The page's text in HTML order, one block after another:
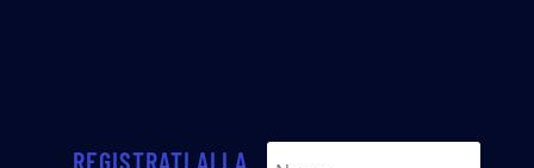
REGISTRATI ALLA